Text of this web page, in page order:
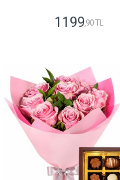
1199 ,90 TL